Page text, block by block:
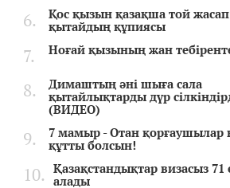
Қос қызын қазақша той жасап
қытайдың құпиясы
Ноғай қызының жан
Димаштың әні шыға сала
қытайлықтарды дүр
(ВИДЕО)
7 мамыр - Отан қорғаушылар
құтты болсын!
Қазақстандықтар визасыз 71
алады